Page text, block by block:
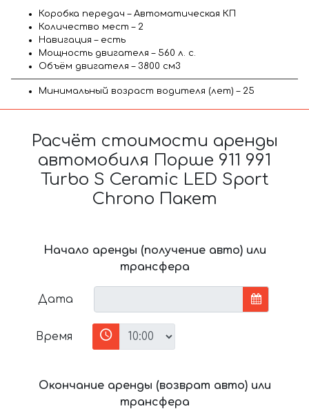
Коробка передач – Автоматическая КП
Количество мест – 2
Навигация – есть
Мощность двигателя – 560 л. с.
Объём двигателя – 3800 см3
Минимальный возраст водителя (лет) – 25
Расчёт стоимости аренды
автомобиля Порше 911 991
Turbo S Ceramic LED Sport
Chrono Пакет
Начало аренды (получение авто) или
трансфера
Дата
Время
Окончание аренды (возврат авто) или
трансфера